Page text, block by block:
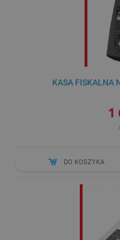
KASA FISKALNA
1
DO KOSZYKA